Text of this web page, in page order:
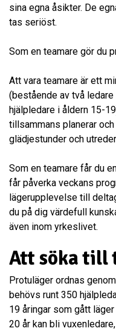
sina egna åsikter. De
tas seriöst.
Som en teamare gör du
Att vara teamare är ett
(bestående av två
hjälpledare i åldern 15-
tillsammans planerar
glädjestunder och
Som en teamare får du
får påverka veckans
lägerupplevelse till
du på dig värdefull
även inom yrkeslivet.
Att söka till
Protuläger ordnas
behövs runt 350
19 åringar som gått
20 år kan bli